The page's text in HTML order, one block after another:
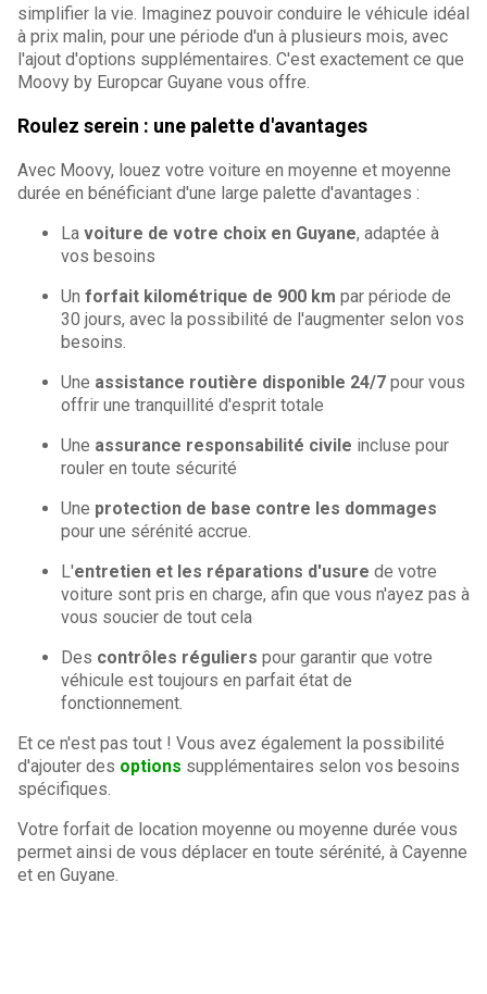
simplifier la vie. Imaginez pouvoir conduire le véhicule idéal
à prix malin, pour une période d'un à plusieurs mois, avec
l'ajout d'options supplémentaires. C'est exactement ce que
Moovy by Europcar Guyane vous offre.
Roulez serein : une palette d'avantages
Avec Moovy, louez votre voiture en moyenne et moyenne
durée en bénéficiant d'une large palette d'avantages :
La voiture de votre choix en Guyane, adaptée à
vos besoins
Un forfait kilométrique de 900 km par période de
30 jours, avec la possibilité de l'augmenter selon vos
besoins.
Une assistance routière disponible 24/7 pour vous
offrir une tranquillité d'esprit totale
Une assurance responsabilité civile incluse pour
rouler en toute sécurité
Une protection de base contre les dommages
pour une sérénité accrue.
L'entretien et les réparations d'usure de votre
voiture sont pris en charge, afin que vous n'ayez pas à
vous soucier de tout cela
Des contrôles réguliers pour garantir que votre
véhicule est toujours en parfait état de
fonctionnement.
Et ce n'est pas tout ! Vous avez également la possibilité
d'ajouter des options supplémentaires selon vos besoins
spécifiques.
Votre forfait de location moyenne ou moyenne durée vous
permet ainsi de vous déplacer en toute sérénité, à Cayenne
et en Guyane.